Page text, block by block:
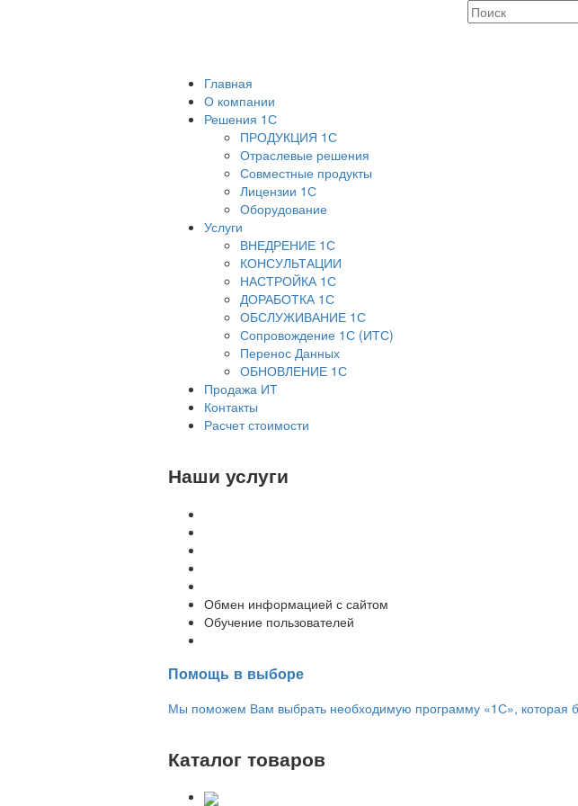
Главная
О компании
Решения 1С
ПРОДУКЦИЯ 1С
Отраслевые решения
Совместные продукты
Лицензии 1С
Оборудование
Услуги
ВНЕДРЕНИЕ 1С
КОНСУЛЬТАЦИИ
НАСТРОЙКА 1С
ДОРАБОТКА 1С
ОБСЛУЖИВАНИЕ 1С
Сопровождение 1С (ИТС)
Перенос Данных
ОБНОВЛЕНИЕ 1С
Продажа ИТ
Контакты
Расчет стоимости
Наши услуги
Обмен информацией с сайтом
Обучение пользователей
Помощь в выборе
Мы поможем Вам выбрать необходимую программу «1С», которая
Каталог товаров